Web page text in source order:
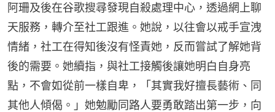
阿珊及後在谷歌搜尋發現自殺處理中心，透過網上聊
天服務，轉介至社工跟進。她說，以往會以戒手宣洩
情緒，社工在得知後沒有怪責她，反而嘗試了解她背
後的需要。她續指，與社工接觸後讓她明白自身亮
點，不會如從前一樣自卑，「其實我好擅長藝術、同
其他人傾偈。」她勉勵同路人要勇敢踏出第一步，向